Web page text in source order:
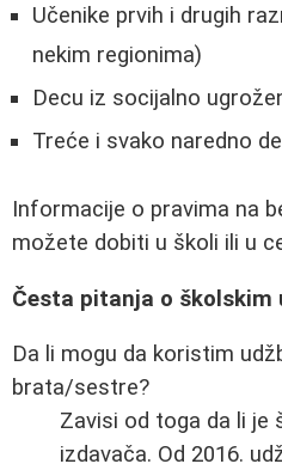
Učenike prvih i drugih
nekim regionima)
Decu iz socijalno
Treće i svako naredno
Informacije o pravima na
možete dobiti u školi ili u
Česta pitanja o školskim
Da li mogu da koristim
brata/sestre?
Zavisi od toga da li je
izdavača. Od 2016.